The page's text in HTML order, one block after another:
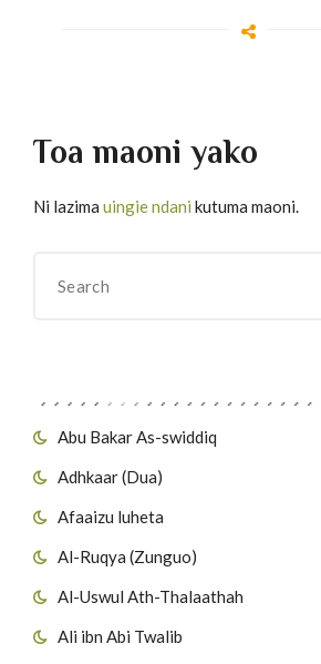
Abu Bakar As-swiddiq
Adhkaar (Dua)
Afaaizu luheta
Al-Ruqya (Zunguo)
Al-Uswul Ath-Thalaathah
Ali ibn Abi Twalib
Toa maoni yako
Ni lazima uingie ndani kutuma maoni.